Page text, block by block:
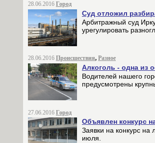
28.06.2016 Город
Суд отложил
Арбитражный суд
урегулировать
28.06.2016 Происшествия, Разное
Алкоголь - одна из
Водителей нашего
предусмотрены
27.06.2016 Город
Объявлен конкурс
Заявки на конкурс
июля.